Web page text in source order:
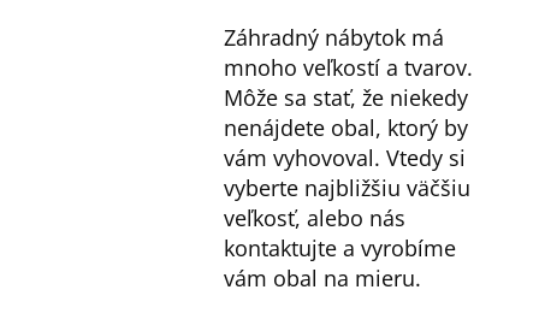
Záhradný nábytok má
mnoho veľkostí a tvarov.
Môže sa stať, že niekedy
nenájdete obal, ktorý by
vám vyhovoval. Vtedy si
vyberte najbližšiu väčšiu
veľkosť, alebo nás
kontaktujte a vyrobíme
vám obal na mieru.